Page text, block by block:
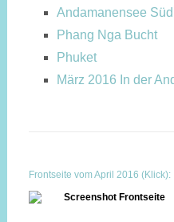
Andamanensee Süd
Phang Nga Bucht
Phuket
März 2016 In der
Frontseite vom April 2016 (Klick):